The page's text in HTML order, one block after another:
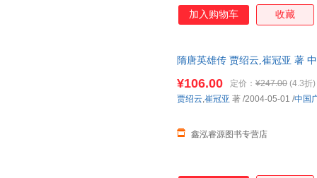
加入购物车 收藏
隋唐英雄传 贾绍云,崔冠亚 著
¥106.00 定价： ¥247.00 (4.3折)
鑫泓睿源图书专营店
贾绍云,崔冠亚 著 /2004-05-01 /中国